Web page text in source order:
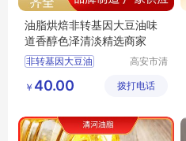
油脂烘焙非转基因大豆油味
道香醇色泽清淡精选商家
非转基因大豆油
压榨菜籽油
食用植物调和油
高安市清
限公司
￥ 40.00 拨打电话